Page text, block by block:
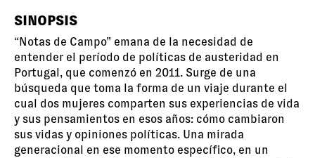
SINOPSIS
“Notas de Campo” emana de la necesidad de
entender el período de políticas de austeridad en
Portugal, que comenzó en 2011. Surge de una
búsqueda que toma la forma de un viaje durante el
cual dos mujeres comparten sus experiencias de vida
y sus pensamientos en esos años: cómo cambiaron
sus vidas y opiniones políticas. Una mirada
generacional en ese momento específico, en un